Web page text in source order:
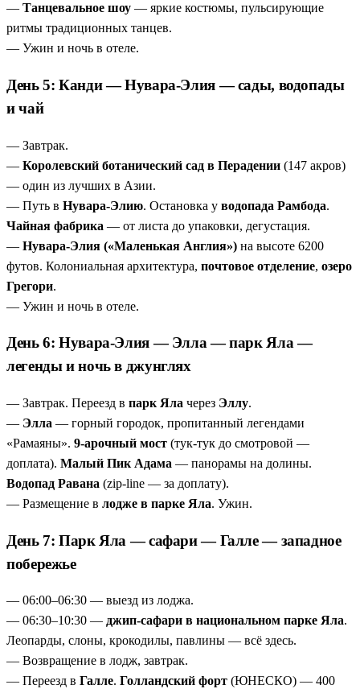
— Танцевальное шоу — яркие костюмы, пульсирующие
ритмы традиционных танцев.
— Ужин и ночь в отеле.
День 5: Канди — Нувара-Элия — сады, водопады
и чай
— Завтрак.
— Королевский ботанический сад в Перадении (147 акров)
— один из лучших в Азии.
— Путь в Нувара-Элию. Остановка у водопада Рамбода.
Чайная фабрика — от листа до упаковки, дегустация.
— Нувара-Элия («Маленькая Англия») на высоте 6200
футов. Колониальная архитектура, почтовое отделение, озеро
Грегори.
— Ужин и ночь в отеле.
День 6: Нувара-Элия — Элла — парк Яла —
легенды и ночь в джунглях
— Завтрак. Переезд в парк Яла через Эллу.
— Элла — горный городок, пропитанный легендами
«Рамаяны». 9-арочный мост (тук-тук до смотровой —
доплата). Малый Пик Адама — панорамы на долины.
Водопад Равана (zip-line — за доплату).
— Размещение в лодже в парке Яла. Ужин.
День 7: Парк Яла — сафари — Галле — западное
побережье
— 06:00–06:30 — выезд из лоджа.
— 06:30–10:30 — джип-сафари в национальном парке Яла.
Леопарды, слоны, крокодилы, павлины — всё здесь.
— Возвращение в лодж, завтрак.
— Переезд в Галле. Голландский форт (ЮНЕСКО) — 400